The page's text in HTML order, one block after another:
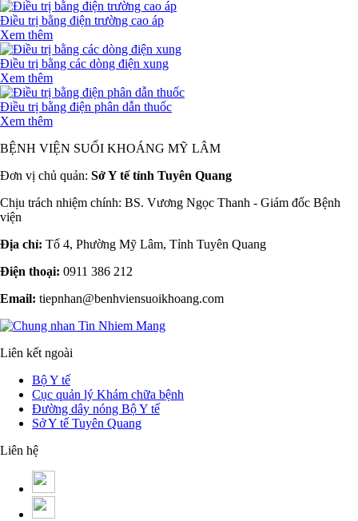
Điều trị bằng điện trường cao áp
Xem thêm
Điều trị bằng các dòng điện xung
Xem thêm
Điều trị bằng điện phân dẫn thuốc
Xem thêm
BỆNH VIỆN SUỐI KHOÁNG MỸ LÂM
Đơn vị chủ quản: Sở Y tế tỉnh Tuyên Quang
Chịu trách nhiệm chính: BS. Vương Ngọc Thanh - Giám đốc Bệnh
viện
Địa chỉ: Tổ 4, Phường Mỹ Lâm, Tỉnh Tuyên Quang
Điện thoại: 0911 386 212
Email: tiepnhan@benhviensuoikhoang.com
Liên kết ngoài
Bộ Y tế
Cục quản lý Khám chữa bệnh
Đường dây nóng Bộ Y tế
Sở Y tế Tuyên Quang
Liên hệ